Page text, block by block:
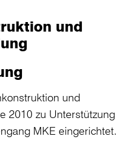
und
und
2010 zu Unterstützung
MKE eingerichtet.